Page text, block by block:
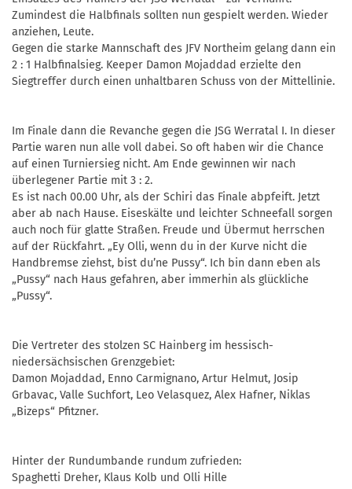
Zumindest die Halbfinals sollten nun gespielt werden. Wieder
anziehen, Leute.
Gegen die starke Mannschaft des JFV Northeim gelang dann ein
2 : 1 Halbfinalsieg. Keeper Damon Mojaddad erzielte den
Siegtreffer durch einen unhaltbaren Schuss von der Mittellinie.
Im Finale dann die Revanche gegen die JSG Werratal I. In dieser
Partie waren nun alle voll dabei. So oft haben wir die Chance
auf einen Turniersieg nicht. Am Ende gewinnen wir nach
überlegener Partie mit 3 : 2.
Es ist nach 00.00 Uhr, als der Schiri das Finale abpfeift. Jetzt
aber ab nach Hause. Eiseskälte und leichter Schneefall sorgen
auch noch für glatte Straßen. Freude und Übermut herrschen
auf der Rückfahrt. „Ey Olli, wenn du in der Kurve nicht die
Handbremse ziehst, bist du’ne Pussy“. Ich bin dann eben als
„Pussy“ nach Haus gefahren, aber immerhin als glückliche
„Pussy“.
Die Vertreter des stolzen SC Hainberg im hessisch-
niedersächsischen Grenzgebiet:
Damon Mojaddad, Enno Carmignano, Artur Helmut, Josip
Grbavac, Valle Suchfort, Leo Velasquez, Alex Hafner, Niklas
„Bizeps“ Pfitzner.
Hinter der Rundumbande rundum zufrieden:
Spaghetti Dreher, Klaus Kolb und Olli Hille